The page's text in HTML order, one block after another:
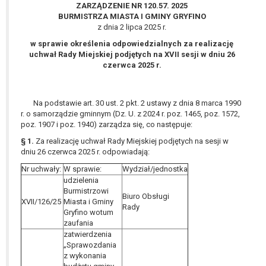
ZARZĄDZENIE NR 120.57. 2025
BURMISTRZA MIASTA I GMINY GRYFINO
z dnia 2 lipca 2025 r.
w sprawie określenia odpowiedzialnych za realizację
uchwał Rady Miejskiej podjętych na XVII sesji w dniu 26
czerwca 2025 r.
Na podstawie art. 30 ust. 2 pkt. 2 ustawy z dnia 8 marca 1990
r. o samorządzie gminnym (Dz. U. z 2024 r. poz. 1465, poz. 1572,
poz. 1907 i poz. 1940) zarządza się, co następuje:
§ 1. Za realizację uchwał Rady Miejskiej podjętych na sesji w
dniu 26 czerwca 2025 r. odpowiadają:
Nr uchwały: W sprawie: Wydział/jednostka
XVII/126/25
udzielenia
Burmistrzowi
Miasta i Gminy
Gryfino wotum
zaufania
Biuro Obsługi
Rady
zatwierdzenia
„Sprawozdania
z wykonania
wykonania zadania realizowanego w
interesie publicznym lub w ramach
sprawowania władzy publicznej
powierzonej administratorowi bądź
niezbędność przetwarzania do celów
wynikających z prawnie
lub przez stronę trzecią.
Z przyczyn związanych z Pani/Pana
sprzeciwu, administrator nie może już
przetwarzać tych danych osobowych, chyba
że wykaże on istnienie ważnych prawnie
uzasadnionych podstaw do przetwarzania,
nadrzędnych wobec interesów, praw i
wolności osoby, której dane dotyczą, lub
podstaw do ustalenia, dochodzenia lub
obrony roszczeń.